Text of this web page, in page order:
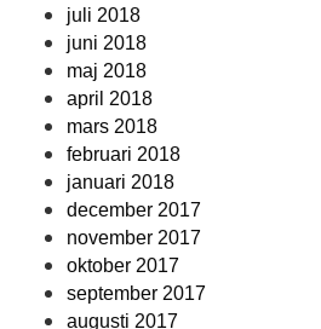
juli 2018
juni 2018
maj 2018
april 2018
mars 2018
februari 2018
januari 2018
december 2017
november 2017
oktober 2017
september 2017
augusti 2017